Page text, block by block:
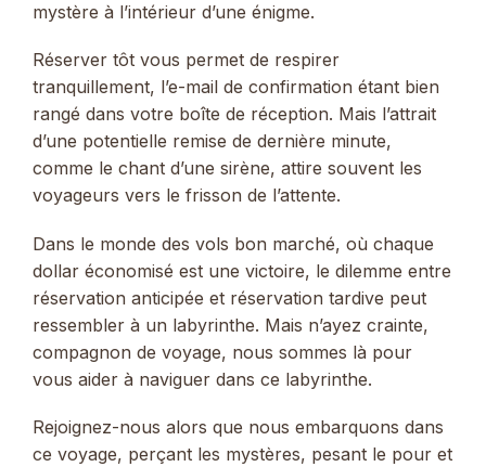
mystère à l’intérieur d’une énigme.
Réserver tôt vous permet de respirer
tranquillement, l’e-mail de confirmation étant bien
rangé dans votre boîte de réception. Mais l’attrait
d’une potentielle remise de dernière minute,
comme le chant d’une sirène, attire souvent les
voyageurs vers le frisson de l’attente.
Dans le monde des vols bon marché, où chaque
dollar économisé est une victoire, le dilemme entre
réservation anticipée et réservation tardive peut
ressembler à un labyrinthe. Mais n’ayez crainte,
compagnon de voyage, nous sommes là pour
vous aider à naviguer dans ce labyrinthe.
Rejoignez-nous alors que nous embarquons dans
ce voyage, perçant les mystères, pesant le pour et